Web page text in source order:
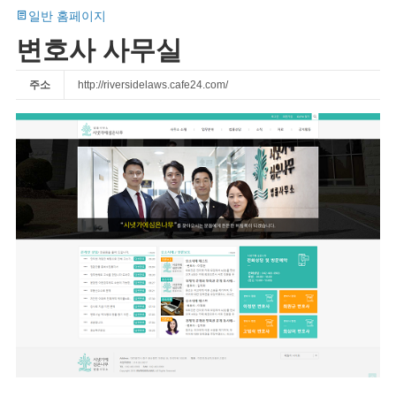
일반 홈페이지
변호사 사무실
주소 http://riversidelaws.cafe24.com/